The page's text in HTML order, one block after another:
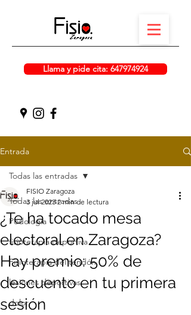
Llama y pide cita: 647974924
Entrada
Todas las entradas
Podología
fisioterapia deportiva
Fisioterapia del tendón
lesiones deportivas
dolor
Todas las entradas
¿Te ha tocado mesa
electoral en Zaragoza?
Hay premio: 50% de
descuento en tu primera
sesión
FISIO Zaragoza
3 jul 2023 2 min de lectura